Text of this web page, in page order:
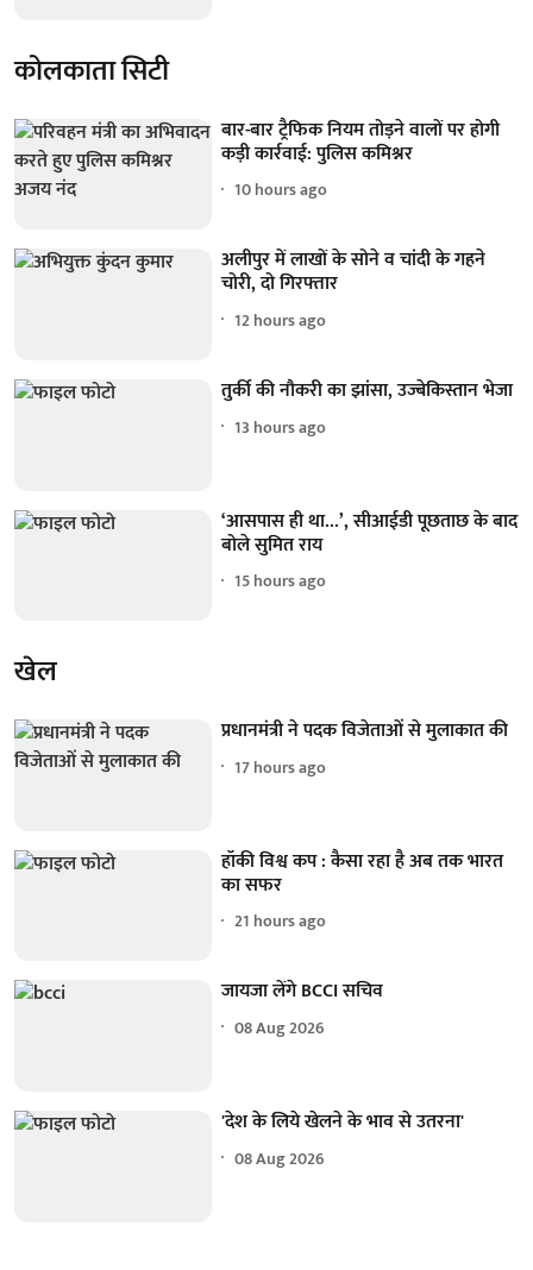
कोलकाता सिटी
बार-बार ट्रैफिक नियम तोड़ने वालों पर होगी
कड़ी कार्रवाई: पुलिस कमिश्नर
10 hours ago
अलीपुर में लाखों के सोने व चांदी के गहने
चोरी, दो गिरफ्तार
12 hours ago
तुर्की की नौकरी का झांसा, उज्बेकिस्तान भेजा
13 hours ago
‘आसपास ही था...’, सीआईडी पूछताछ के बाद
बोले सुमित राय
15 hours ago
खेल
प्रधानमंत्री ने पदक विजेताओं से मुलाकात की
17 hours ago
हॉकी विश्व कप : कैसा रहा है अब तक भारत
का सफर
21 hours ago
जायजा लेंगे BCCI सचिव
08 Aug 2026
'देश के लिये खेलने के भाव से उतरना'
08 Aug 2026